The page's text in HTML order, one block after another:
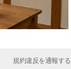
規約違反を通報する